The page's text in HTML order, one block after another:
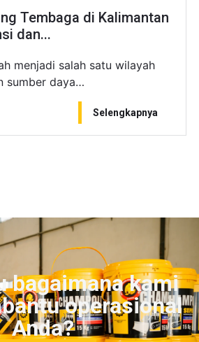
Tembaga di Kalimantan
dan...
menjadi salah satu wilayah
sumber daya…
Selengkapnya
bagaimana kami
operasional
Anda?